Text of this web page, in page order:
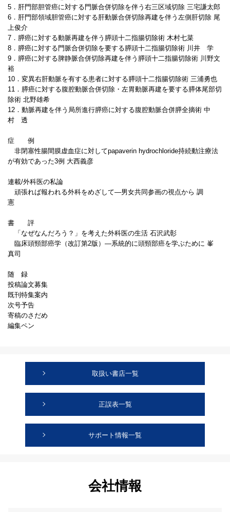
5．肝門部胆管癌に対する門脈合併切除を伴う右三区域切除 三宅謙太郎
6．肝門部領域胆管癌に対する肝動脈合併切除再建を伴う左側肝切除 尾
上俊介
7．膵癌に対する動脈再建を伴う膵頭十二指腸切除術 木村七菜
8．膵癌に対する門脈合併切除を要する膵頭十二指腸切除術 川井 学
9．膵癌に対する脾静脈合併切除再建を伴う膵頭十二指腸切除術 川野文
裕
10．変異右肝動脈を有する患者に対する膵頭十二指腸切除術 三浦勇也
11．膵癌に対する腹腔動脈合併切除・左胃動脈再建を要する膵体尾部切
除術 北野雄希
12．動脈再建を伴う局所進行膵癌に対する腹腔動脈合併膵全摘術 中
村 透
症 例
非閉塞性腸間膜虚血症に対してpapaverin hydrochloride持続動注療法
が有効であった3例 大西義彦
連載/外科医の私論
頑張れば報われる外科をめざして―男女共同参画の視点から 調
憲
書 評
「なぜなんだろう？」を考えた外科医の生活 石沢武彰
臨床頭頸部癌学（改訂第2版）―系統的に頭頸部癌を学ぶために 峯
真司
随 録
投稿論文募集
既刊特集案内
次号予告
寄稿のさだめ
編集ペン
取扱い書店一覧
正誤表一覧
サポート情報一覧
会社情報